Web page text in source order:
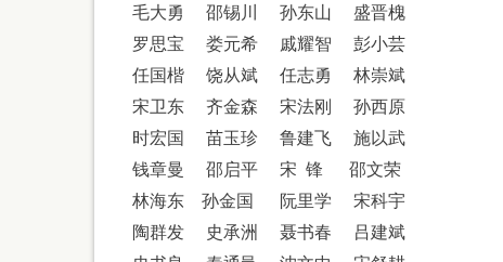
毛大勇
邵锡川 孙东山
盛晋槐
罗思宝
娄元希 戚耀智
彭小芸
任国楷
饶从斌 任志勇
林崇斌
宋卫东
齐金森 宋法刚
孙西原
时宏国
苗玉珍 鲁建飞
施以武
钱章曼
邵启平 宋 锋
邵文荣
林海东
孙金国 阮里学
宋科宇
陶群发
史承洲 聂书春
吕建斌